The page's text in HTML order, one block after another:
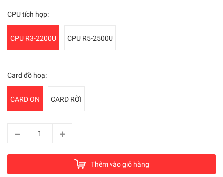
CPU tích hợp:
CPU R3-2200U CPU R5-2500U
Card đồ hoạ:
CARD ON CARD RỜI
Thêm vào giỏ hàng